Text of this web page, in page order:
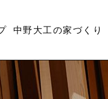
中野大工の家づくり